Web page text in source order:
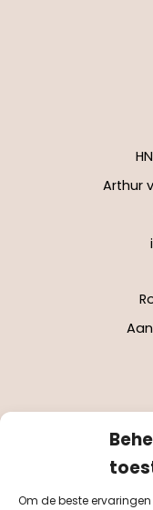
Om de beste
Arthur